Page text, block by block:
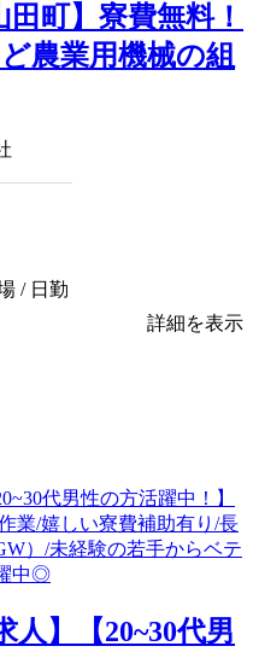
田町】寮費無料！
農業用機械の組
/ 日勤
詳細を表示
人】【20~30代男